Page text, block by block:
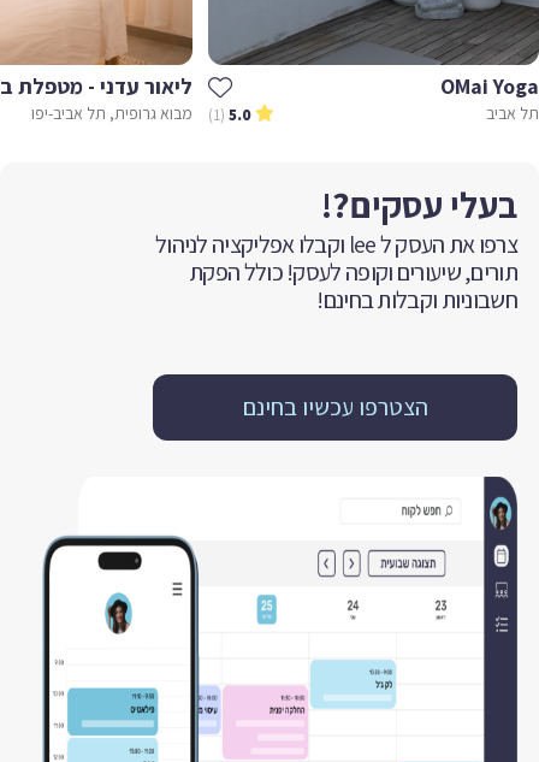
OMai
5.0
(1)
ליאור עדני - מטפלת
מבוא גרופית, תל אביב-יפו
בעלי עסקים?!
צרפו את העסק ל lee וקבלו אפליקציה לניהול
תורים, שיעורים וקופה לעסק! כולל הפקת
חשבוניות וקבלות בחינם!
הצטרפו עכשיו בחינם